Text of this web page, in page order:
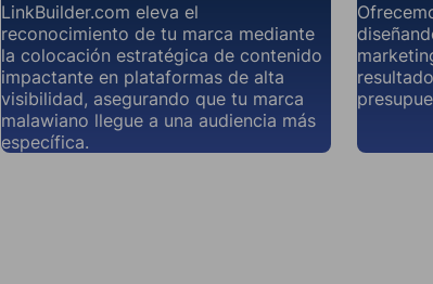
LinkBuilder.com eleva el
reconocimiento de tu marca mediante
la colocación estratégica de contenido
impactante en plataformas de alta
visibilidad, asegurando que tu marca
malawiano llegue a una audiencia más
específica.